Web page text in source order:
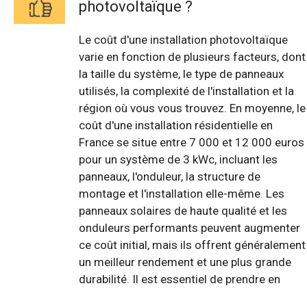
photovoltaïque ?
Le coût d'une installation photovoltaïque
varie en fonction de plusieurs facteurs, dont
la taille du système, le type de panneaux
utilisés, la complexité de l'installation et la
région où vous vous trouvez. En moyenne, le
coût d'une installation résidentielle en
France se situe entre 7 000 et 12 000 euros
pour un système de 3 kWc, incluant les
panneaux, l'onduleur, la structure de
montage et l'installation elle-même. Les
panneaux solaires de haute qualité et les
onduleurs performants peuvent augmenter
ce coût initial, mais ils offrent généralement
un meilleur rendement et une plus grande
durabilité. Il est essentiel de prendre en